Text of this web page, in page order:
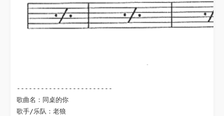
------------------------
歌曲名：同桌的你
歌手/乐队：老狼